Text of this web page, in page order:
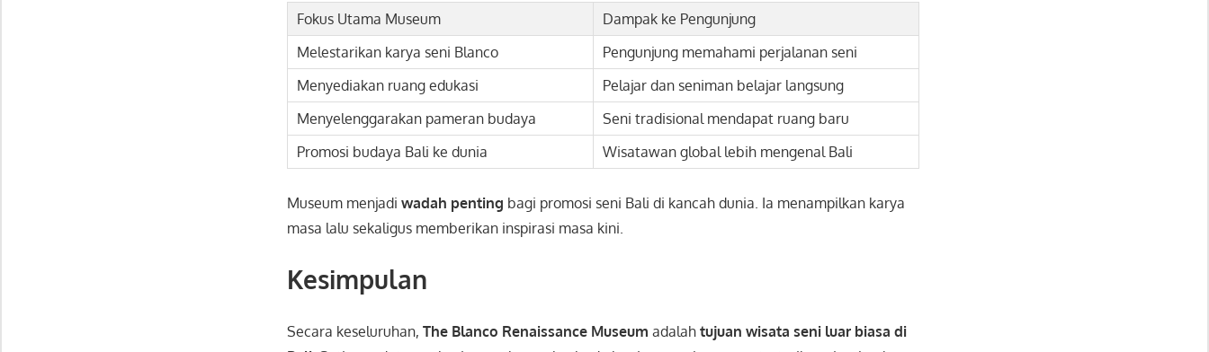
Fokus Utama Museum
Dampak ke Pengunjung
Melestarikan karya seni Blanco
Pengunjung memahami perjalanan seni
Menyediakan ruang edukasi
Pelajar dan seniman belajar langsung
Menyelenggarakan pameran budaya
Seni tradisional mendapat ruang baru
Promosi budaya Bali ke dunia
Wisatawan global lebih mengenal Bali
Museum menjadiwadah penting bagi promosi seni Bali di kancah dunia. Ia menampilkan karya
masa lalu sekaligus memberikan inspirasi masa kini.
Kesimpulan
Secara keseluruhan,The Blanco Renaissance Museum adalahtujuan wisata seni luar biasa di